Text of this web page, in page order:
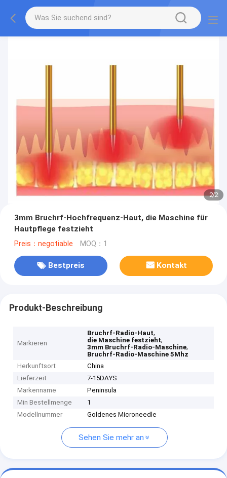
2/2
3mm Bruchrf-Hochfrequenz-Haut, die Maschine für
Hautpflege festzieht
Preis：negotiable MOQ：1
Bestpreis Kontakt
Produkt-Beschreibung
Markieren
Bruchrf-Radio-Haut,
die Maschine festzieht,
3mm Bruchrf-Radio-Maschine,
Bruchrf-Radio-Maschine 5Mhz
Herkunftsort
China
Lieferzeit
7-15DAYS
Markenname
Peninsula
Min Bestellmenge
1
Modellnummer
Goldenes Microneedle
Sehen Sie mehr an